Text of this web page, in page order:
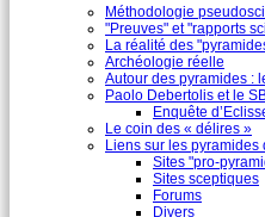
Méthodologie
"Preuves" et "rapports
La réalité des
Archéologie réelle
Autour des pyramides :
Paolo Debertolis et le
Enquête
Le coin des « délires »
Liens sur les pyramides
Sites "pro-
Sites sceptiques
Forums
Divers